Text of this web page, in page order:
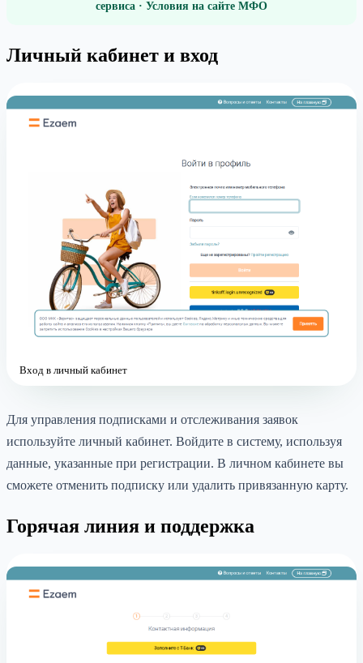
сервиса · Условия на сайте МФО
Личный кабинет и вход
Вход в личный кабинет
Для управления подписками и отслеживания заявок
используйте личный кабинет. Войдите в систему, используя
данные, указанные при регистрации. В личном кабинете вы
сможете отменить подписку или удалить привязанную карту.
Горячая линия и поддержка